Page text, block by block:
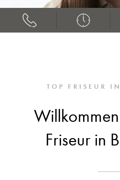
TOP FRISEUR
Friseur in